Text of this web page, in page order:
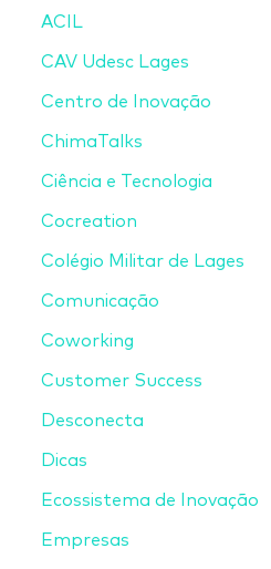
ACIL
CAV Udesc Lages
Centro de Inovação
ChimaTalks
Ciência e Tecnologia
Cocreation
Colégio Militar de Lages
Comunicação
Coworking
Customer Success
Desconecta
Dicas
Ecossistema de Inovação
Empresas